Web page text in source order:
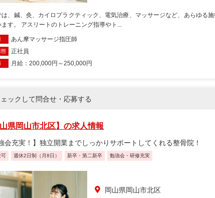
は、鍼、灸、カイロプラクティック、電気治療、マッサージなど、あらゆる
ます。 アスリートのトレーニング指導やト...
あん摩マッサージ指圧師
態 正社員
月給：200,000円～250,000円
ックして問合せ・応募する
山県岡山市北区】の求人情報
会充実！】独立開業までしっかりサポートしてくれる整骨院！
可 週休2日制（月8日） 新卒・第二新卒 勉強会・研修充実
岡山県岡山市北区